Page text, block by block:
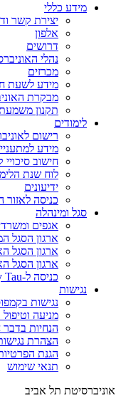
מידע כללי
יצירת קשר
אלפון
דרושים
נהלי
מכרזים
מידע לשעת
מבקרת
תקנון משמעת
לימודים
רישום
מידע
חישוב
לוח שנת
ידיעונים
כניסה לאזור
סגל ומינהלה
אגפים
ארגון הסגל
ארגון הסגל
ארגון הסגל
כניסה ל-My Tau
נגישות
נגישות
מניעה
הנחיות
הצהרת
הגנת
תנאי שימוש
אוניברסיטת תל אביב